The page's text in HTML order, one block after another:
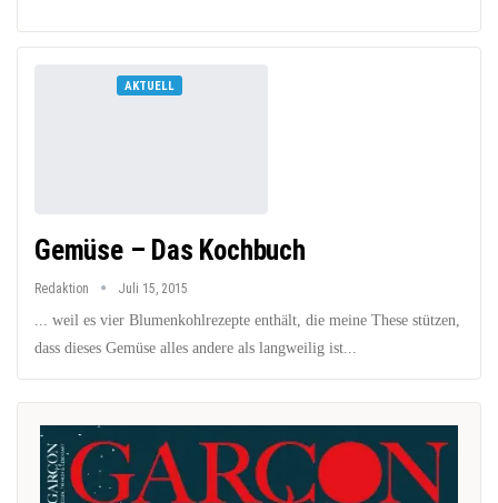
AKTUELL
Gemüse – Das Kochbuch
Redaktion Juli 15, 2015
... weil es vier Blumenkohlrezepte enthält, die meine These stützen,
dass dieses Gemüse alles andere als langweilig ist...